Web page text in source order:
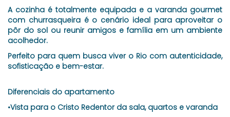
A cozinha é totalmente equipada e a varanda gourmet
com churrasqueira é o cenário ideal para aproveitar o
pôr do sol ou reunir amigos e família em um ambiente
acolhedor.
Perfeito para quem busca viver o Rio com autenticidade,
sofisticação e bem-estar.
Diferenciais do apartamento
•Vista para o Cristo Redentor da sala, quartos e varanda